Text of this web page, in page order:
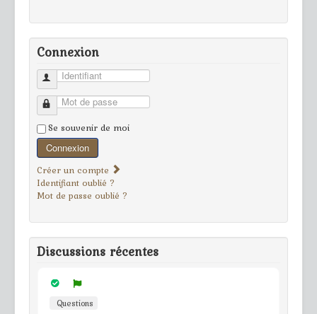
Connexion
Identifiant
Mot de passe
Se souvenir de moi
Connexion
Créer un compte
Identifiant oublié ?
Mot de passe oublié ?
Discussions récentes
Questions